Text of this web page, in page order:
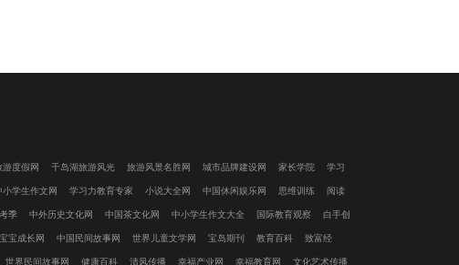
游度假网 千岛湖旅游风光 旅游风景名胜网 城市品牌建设网 家长学院 学习
小学生作文网 学习力教育专家 小说大全网 中国休闲娱乐网 思维训练 阅读
季 中外历史文化网 中国茶文化网 中小学生作文大全 国际教育观察 白手创
宝宝成长网 中国民间故事网 世界儿童文学网 宝岛期刊 教育百科 致富经
世界民间故事网 健康百科 清风传播 幸福产业网 幸福教育网 文化艺术传播